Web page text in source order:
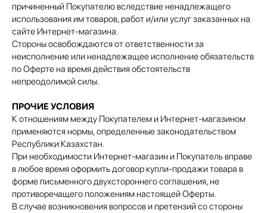
причиненный Покупателю вследствие ненадлежащего
использования им товаров, работ и/или услуг заказанных на
сайте Интернет-магазина.
Стороны освобождаются от ответственности за
неисполнение или ненадлежащее исполнение обязательств
по Оферте на время действия обстоятельств
непреодолимой силы.
ПРОЧИЕ УСЛОВИЯ
К отношениям между Покупателем и Интернет-магазином
применяются нормы, определенные законодательством
Республики Казахстан.
При необходимости Интернет-магазин и Покупатель вправе
в любое время оформить договор купли-продажи товара в
форме письменного двухстороннего соглашения, не
противоречащего положениям настоящей Оферты.
В случае возникновения вопросов и претензий со стороны